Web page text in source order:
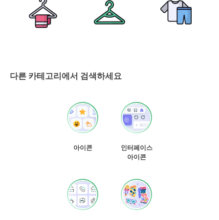
다른 카테고리에서 검색하세요
아이콘
인터페이스
아이콘